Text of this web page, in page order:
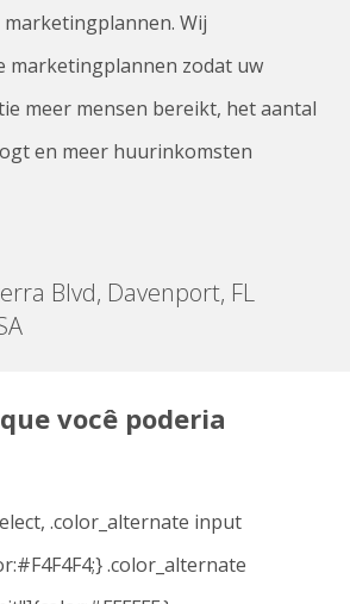
Wij
marketingplannen zodat uw
meer mensen bereikt, het aantal
en meer huurinkomsten
Blvd, Davenport, FL
você poderia
.color_alternate input
.color_alternate